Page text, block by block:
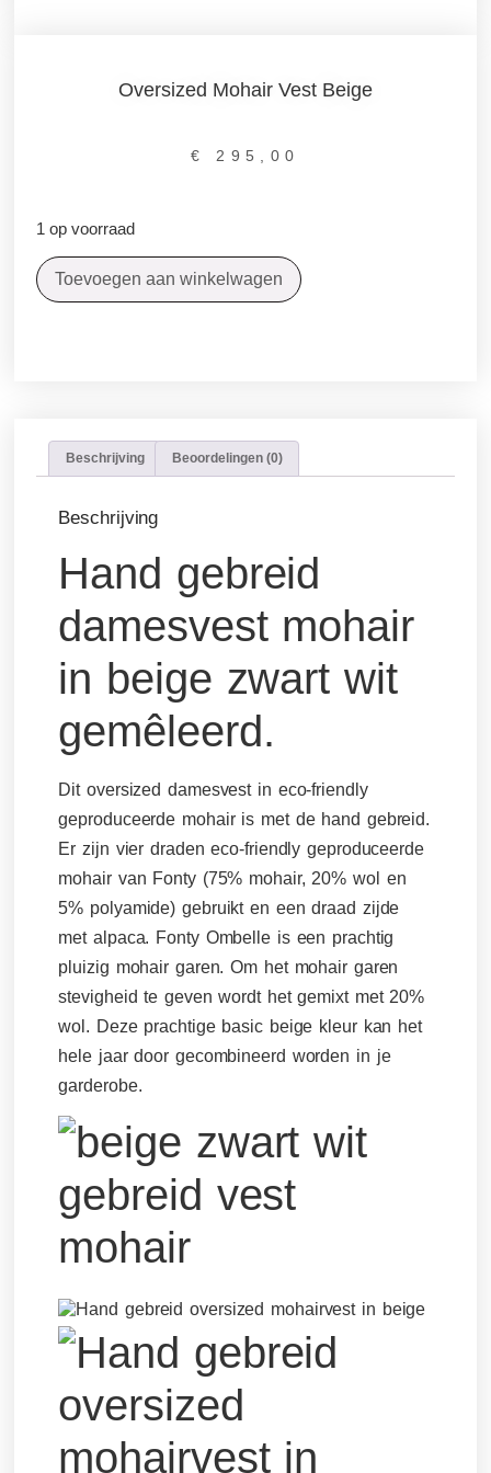
Oversized Mohair Vest Beige
€ 295,00
1 op voorraad
Toevoegen aan winkelwagen
Beschrijving Beoordelingen (0)
Beschrijving
Hand gebreid
damesvest mohair
in beige zwart wit
gemêleerd.
Dit oversized damesvest in eco-friendly
geproduceerde mohair is met de hand gebreid.
Er zijn vier draden eco-friendly geproduceerde
mohair van Fonty (75% mohair, 20% wol en
5% polyamide) gebruikt en een draad zijde
met alpaca. Fonty Ombelle is een prachtig
pluizig mohair garen. Om het mohair garen
stevigheid te geven wordt het gemixt met 20%
wol. Deze prachtige basic beige kleur kan het
hele jaar door gecombineerd worden in je
garderobe.